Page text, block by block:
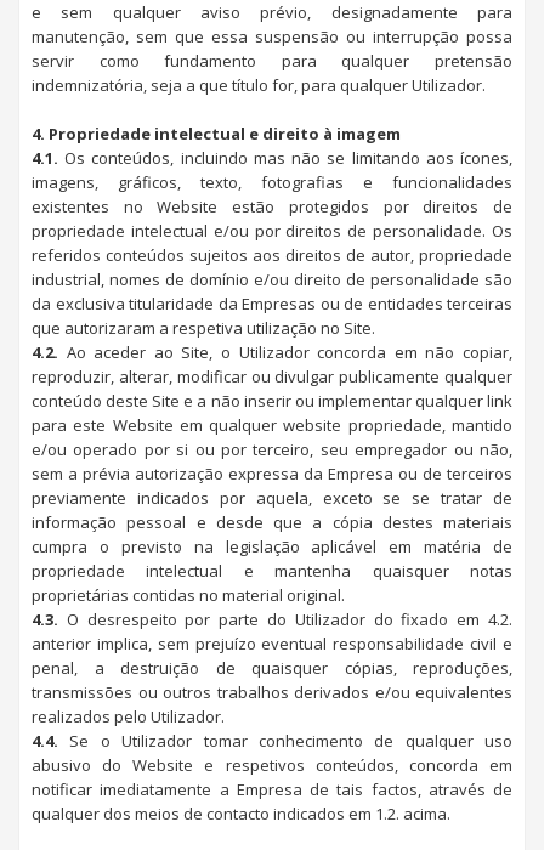
e sem qualquer aviso prévio, designadamente para
manutenção, sem que essa suspensão ou interrupção possa
servir como fundamento para qualquer pretensão
indemnizatória, seja a que título for, para qualquer Utilizador.
4. Propriedade intelectual e direito à imagem
4.1. Os conteúdos, incluindo mas não se limitando aos ícones,
imagens, gráficos, texto, fotografias e funcionalidades
existentes no Website estão protegidos por direitos de
propriedade intelectual e/ou por direitos de personalidade. Os
referidos conteúdos sujeitos aos direitos de autor, propriedade
industrial, nomes de domínio e/ou direito de personalidade são
da exclusiva titularidade da Empresas ou de entidades terceiras
que autorizaram a respetiva utilização no Site.
4.2. Ao aceder ao Site, o Utilizador concorda em não copiar,
reproduzir, alterar, modificar ou divulgar publicamente qualquer
conteúdo deste Site e a não inserir ou implementar qualquer link
para este Website em qualquer website propriedade, mantido
e/ou operado por si ou por terceiro, seu empregador ou não,
sem a prévia autorização expressa da Empresa ou de terceiros
previamente indicados por aquela, exceto se se tratar de
informação pessoal e desde que a cópia destes materiais
cumpra o previsto na legislação aplicável em matéria de
propriedade intelectual e mantenha quaisquer notas
proprietárias contidas no material original.
4.3. O desrespeito por parte do Utilizador do fixado em 4.2.
anterior implica, sem prejuízo eventual responsabilidade civil e
penal, a destruição de quaisquer cópias, reproduções,
transmissões ou outros trabalhos derivados e/ou equivalentes
realizados pelo Utilizador.
4.4. Se o Utilizador tomar conhecimento de qualquer uso
abusivo do Website e respetivos conteúdos, concorda em
notificar imediatamente a Empresa de tais factos, através de
qualquer dos meios de contacto indicados em 1.2. acima.